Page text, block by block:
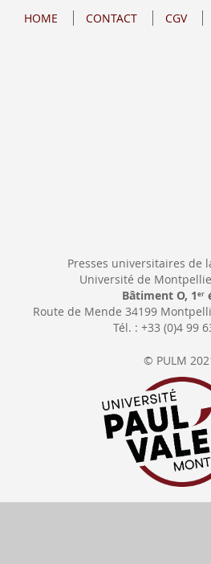
Our
HOME CONTACT CGV
Presses universitaires de
Université de
Bâtiment O, 1 er
Route de Mende 34199
Tél. : +33 (0)4 99
© PULM